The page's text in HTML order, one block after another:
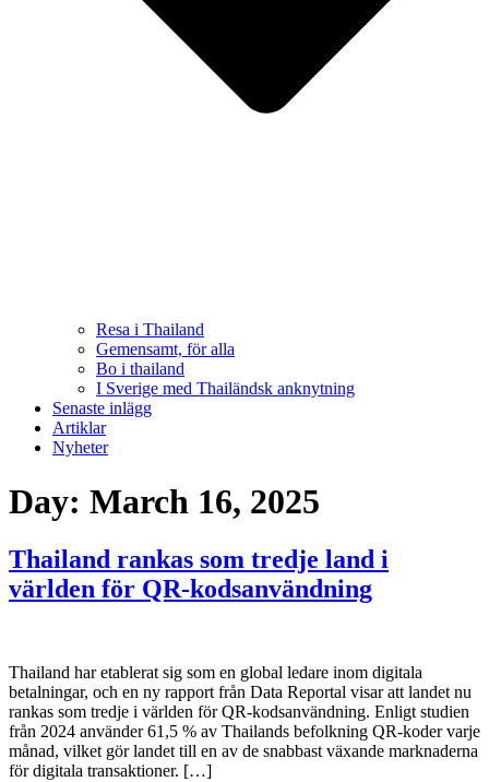
Resa i Thailand
Gemensamt, för alla
Bo i thailand
I Sverige med Thailändsk anknytning
Senaste inlägg
Artiklar
Nyheter
Day: March 16, 2025
Thailand rankas som tredje land i
världen för QR-kodsanvändning
Thailand har etablerat sig som en global ledare inom digitala
betalningar, och en ny rapport från Data Reportal visar att landet nu
rankas som tredje i världen för QR-kodsanvändning. Enligt studien
från 2024 använder 61,5 % av Thailands befolkning QR-koder varje
månad, vilket gör landet till en av de snabbast växande marknaderna
för digitala transaktioner. […]